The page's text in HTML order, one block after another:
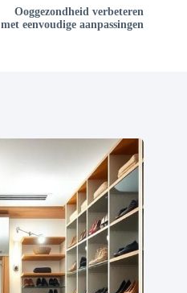
Ooggezondheid verbeteren
met eenvoudige aanpassingen